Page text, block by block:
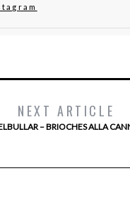
NEXT ARTICLE
– BRIOCHES ALLA